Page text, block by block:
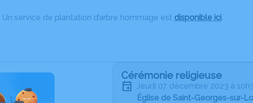
Un service de plantation d’arbre hommage est disponible ici.
Cérémonie religieuse
jeudi 07 décembre 2023 à
Église de Saint-Georges-sur-